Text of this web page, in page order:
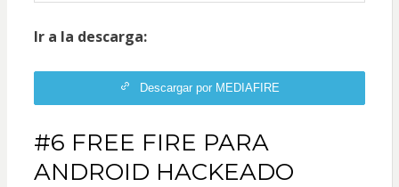
Ir a la descarga:
Descargar por MEDIAFIRE
#6 FREE FIRE PARA
ANDROID HACKEADO